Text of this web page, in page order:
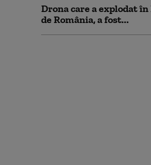
Drona care a explodat
de România, a fost...